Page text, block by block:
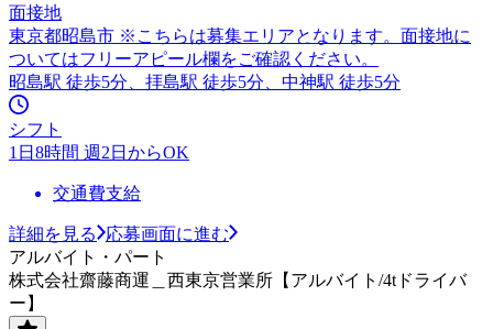
面接地
東京都昭島市 ※こちらは募集エリアとなります。面接地に
ついてはフリーアピール欄をご確認ください。
昭島駅 徒歩5分、拝島駅 徒歩5分、中神駅 徒歩5分
シフト
1日8時間 週2日からOK
交通費支給
詳細を見る
応募画面に進む
アルバイト・パート
株式会社齋藤商運＿西東京営業所【アルバイト/4tドライバ
ー】